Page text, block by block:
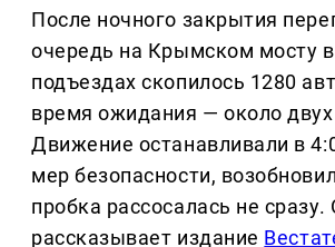
После ночного закрытия
очередь на Крымском мосту
подъездах скопилось 1280
время ожидания — около двух
Движение останавливали в
мер безопасности,
пробка рассосалась не сразу.
рассказывает издание